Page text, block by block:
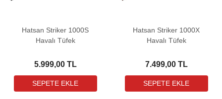
Hatsan Striker 1000S
Havalı Tüfek
5.999,00 TL
Hatsan Striker 1000X
Havalı Tüfek
7.499,00 TL